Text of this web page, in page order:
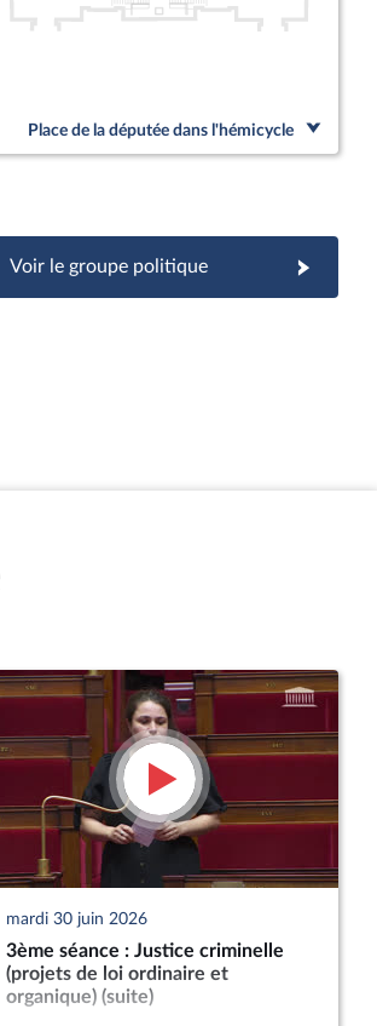
Place de la députée dans l'hémicycle
Voir le groupe politique
mardi 30 juin 2026
3ème séance : Justice criminelle
(projets de loi ordinaire et
organique) (suite)